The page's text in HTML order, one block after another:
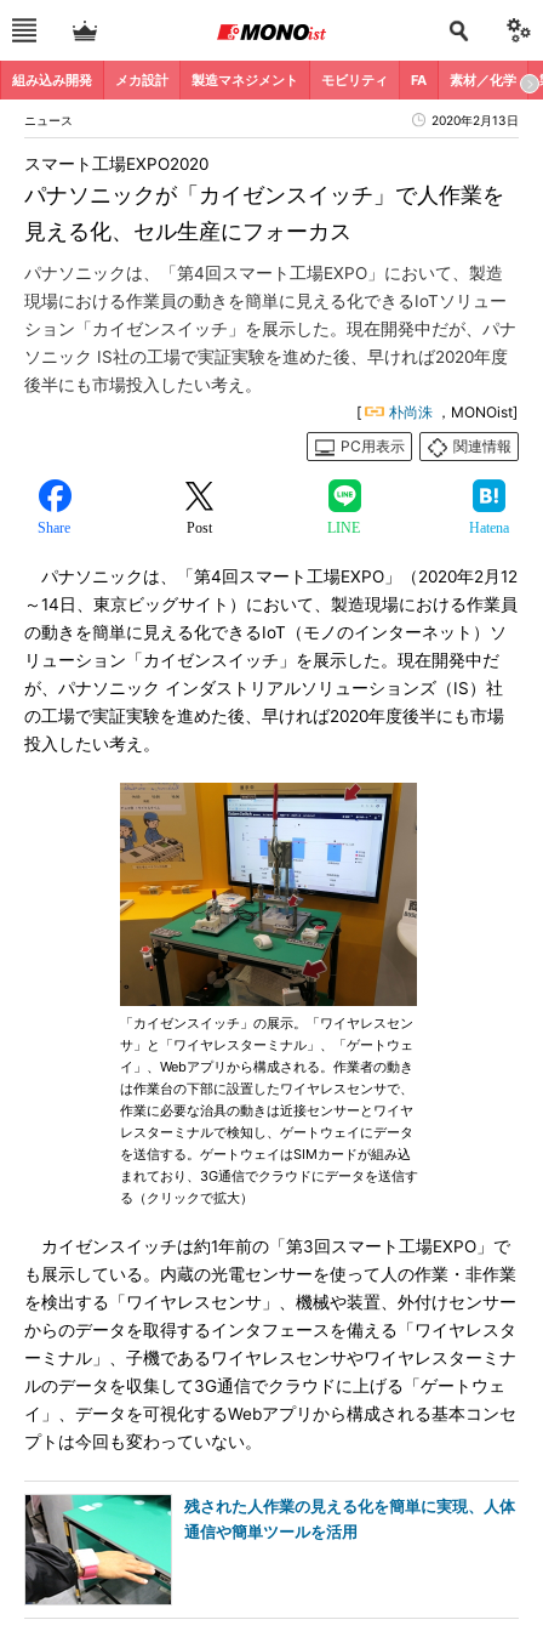
組み込み開発 メカ設計 製造マネジメント モビリティ FA 素材／化学
ニュース 2020年2月13日
パナソニックが「カイゼンスイッチ」で人作業を
見える化、セル生産にフォーカス
スマート工場EXPO2020
パナソニックは、「第4回スマート工場EXPO」において、製造
現場における作業員の動きを簡単に見える化できるIoTソリュー
ション「カイゼンスイッチ」を展示した。現在開発中だが、パナ
ソニック IS社の工場で実証実験を進めた後、早ければ2020年度
後半にも市場投入したい考え。
[ 朴尚洙 ，MONOist]
PC用表示
関連情報
Share Post LINE Hatena
パナソニックは、「第4回スマート工場EXPO」（2020年2月12
～14日、東京ビッグサイト）において、製造現場における作業員
の動きを簡単に見える化できるIoT（モノのインターネット）ソ
リューション「カイゼンスイッチ」を展示した。現在開発中だ
が、パナソニック インダストリアルソリューションズ（IS）社
の工場で実証実験を進めた後、早ければ2020年度後半にも市場
投入したい考え。
「カイゼンスイッチ」の展示。「ワイヤレスセン
サ」と「ワイヤレスターミナル」、「ゲートウェ
イ」、Webアプリから構成される。作業者の動き
は作業台の下部に設置したワイヤレスセンサで、
作業に必要な治具の動きは近接センサーとワイヤ
レスターミナルで検知し、ゲートウェイにデータ
を送信する。ゲートウェイはSIMカードが組み込
まれており、3G通信でクラウドにデータを送信す
る（クリックで拡大）
カイゼンスイッチは約1年前の「第3回スマート工場EXPO」で
も展示している。内蔵の光電センサーを使って人の作業・非作業
を検出する「ワイヤレスセンサ」、機械や装置、外付けセンサー
からのデータを取得するインタフェースを備える「ワイヤレスタ
ーミナル」、子機であるワイヤレスセンサやワイヤレスターミナ
ルのデータを収集して3G通信でクラウドに上げる「ゲートウェ
イ」、データを可視化するWebアプリから構成される基本コンセ
プトは今回も変わっていない。
残された人作業の見える化を簡単に実現、人体
通信や簡単ツールを活用